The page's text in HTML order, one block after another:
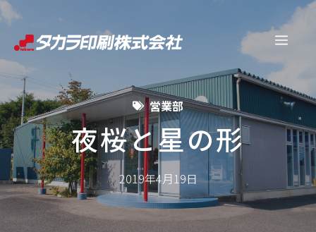
コ
ン
へ
ス
キ
プ
メ
ュ
ー
営業部
夜桜と星の形
2019年4月19日